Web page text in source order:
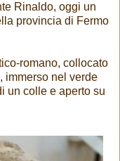
Rinaldo, oggi un
provincia di Fermo
romano, collocato
immerso nel verde
un colle e aperto su